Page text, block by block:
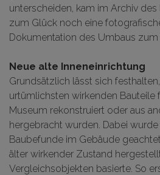
unterscheiden, kam im Archiv
zum Glück noch eine
Dokumentation des Umbaus zum
Neue alte Inneneinrichtung
Grundsätzlich lässt sich
urtümlichsten wirkenden Bauteile
Museum rekonstruiert oder aus
hergebracht wurden. Dabei
Baubefunde im Gebäude
älter wirkender Zustand
Vergleichsobjekten basierte. So